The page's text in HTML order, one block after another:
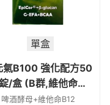
單盒
氣B100 強化配方50
/盒 (B群,維他命
C,BCAA,薑黃)
啤酒酵母+維他命B12